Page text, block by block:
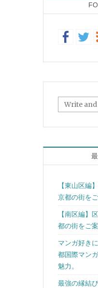
【東山区編
京都の街を
【南区編】
都の街をご案
マンガ好き
都国際マン
魅力。
最強の縁結